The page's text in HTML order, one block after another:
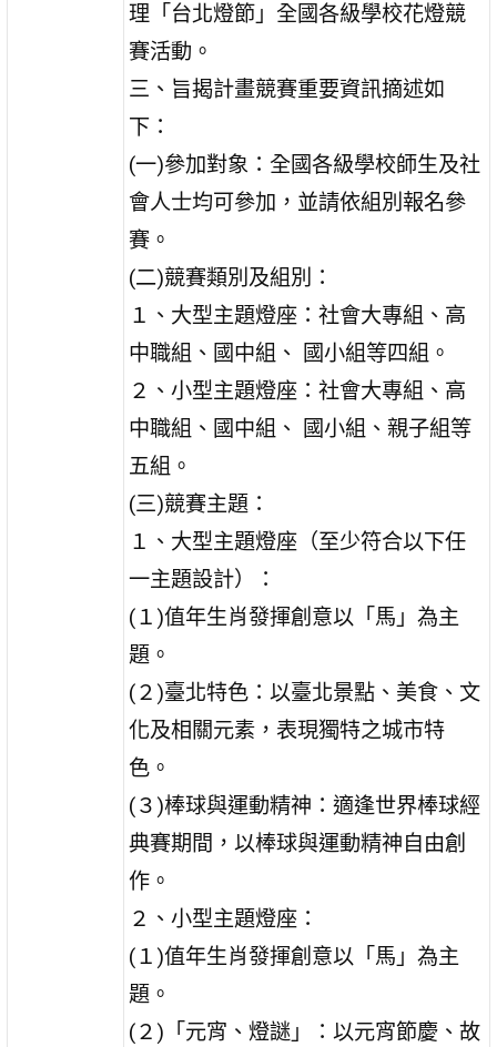
理「台北燈節」全國各級學校花燈競
賽活動。
三、旨揭計畫競賽重要資訊摘述如
下：
(一)參加對象：全國各級學校師生及社
會人士均可參加，並請依組別報名參
賽。
(二)競賽類別及組別：
１、大型主題燈座：社會大專組、高
中職組、國中組、 國小組等四組。
２、小型主題燈座：社會大專組、高
中職組、國中組、 國小組、親子組等
五組。
(三)競賽主題：
１、大型主題燈座（至少符合以下任
一主題設計）：
(１)值年生肖發揮創意以「馬」為主
題。
(２)臺北特色：以臺北景點、美食、文
化及相關元素，表現獨特之城市特
色。
(３)棒球與運動精神：適逢世界棒球經
典賽期間，以棒球與運動精神自由創
作。
２、小型主題燈座：
(１)值年生肖發揮創意以「馬」為主
題。
(２)「元宵、燈謎」：以元宵節慶、故